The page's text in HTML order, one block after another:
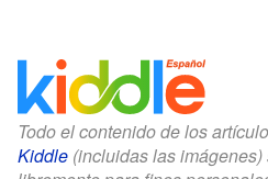
Todo el contenido de los
Kiddle (incluidas las